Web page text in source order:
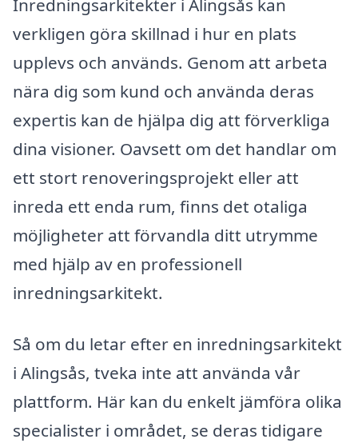
Inredningsarkitekter i Alingsås kan
verkligen göra skillnad i hur en plats
upplevs och används. Genom att arbeta
nära dig som kund och använda deras
expertis kan de hjälpa dig att förverkliga
dina visioner. Oavsett om det handlar om
ett stort renoveringsprojekt eller att
inreda ett enda rum, finns det otaliga
möjligheter att förvandla ditt utrymme
med hjälp av en professionell
inredningsarkitekt.
Så om du letar efter en inredningsarkitekt
i Alingsås, tveka inte att använda vår
plattform. Här kan du enkelt jämföra olika
specialister i området, se deras tidigare